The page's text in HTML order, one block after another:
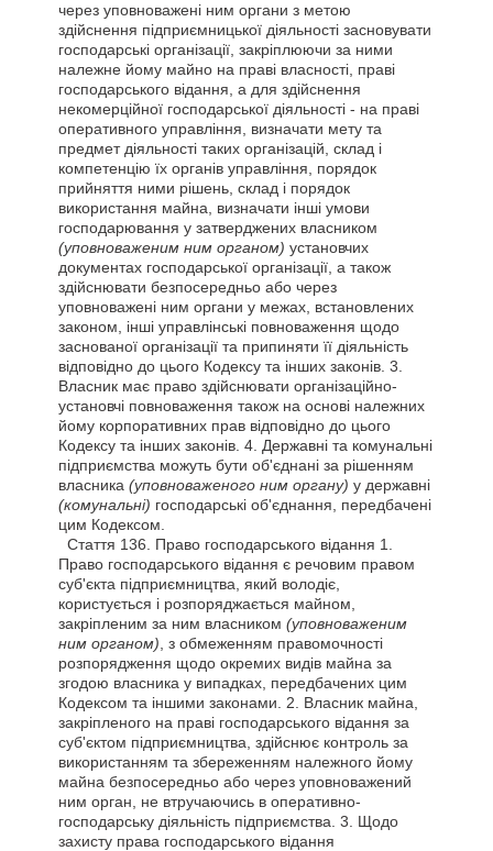
через уповноважені ним органи з метою
здійснення підприємницької діяльності засновувати
господарські організації, закріплюючи за ними
належне йому майно на праві власності, праві
господарського відання, а для здійснення
некомерційної господарської діяльності - на праві
оперативного управління, визначати мету та
предмет діяльності таких організацій, склад і
компетенцію їх органів управління, порядок
прийняття ними рішень, склад і порядок
використання майна, визначати інші умови
господарювання у затверджених власником
(уповноваженим ним органом) установчих
документах господарської організації, а також
здійснювати безпосередньо або через
уповноважені ним органи у межах, встановлених
законом, інші управлінські повноваження щодо
заснованої організації та припиняти її діяльність
відповідно до цього Кодексу та інших законів. 3.
Власник має право здійснювати організаційно-
установчі повноваження також на основі належних
йому корпоративних прав відповідно до цього
Кодексу та інших законів. 4. Державні та комунальні
підприємства можуть бути об'єднані за рішенням
власника (уповноваженого ним органу) у державні
(комунальні) господарські об'єднання, передбачені
цим Кодексом.
Стаття 136. Право господарського відання 1.
Право господарського відання є речовим правом
суб'єкта підприємництва, який володіє,
користується і розпоряджається майном,
закріпленим за ним власником (уповноваженим
ним органом) , з обмеженням правомочності
розпорядження щодо окремих видів майна за
згодою власника у випадках, передбачених цим
Кодексом та іншими законами. 2. Власник майна,
закріпленого на праві господарського відання за
суб'єктом підприємництва, здійснює контроль за
використанням та збереженням належного йому
майна безпосередньо або через уповноважений
ним орган, не втручаючись в оперативно-
господарську діяльність підприємства. 3. Щодо
захисту права господарського відання